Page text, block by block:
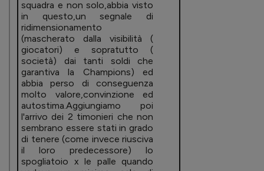
squadra e non solo,abbia visto
in questo,un segnale di
ridimensionamento
(mascherato dalla visibilità (
giocatori) e sopratutto (
società) dai tanti soldi che
garantiva la Champions) ed
abbia perso di conseguenza
molto valore,convinzione ed
autostima.Aggiungiamo poi
l'arrivo dei 2 timonieri che non
sembrano essere stati in grado
di tenere (come invece riusciva
il loro predecessore) lo
spogliatoio x le palle quando